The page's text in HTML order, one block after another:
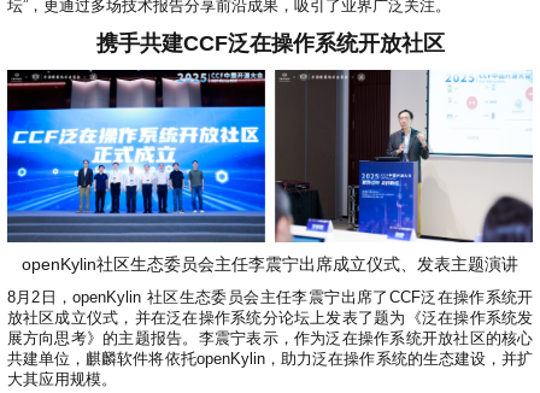
P
x
8
6
）
o
p
e
n
y
l
i
n
技
生
发
行
版
站
用
镜
下
载
看
板
社
区
案
例
集
国
际
排
名
行
坛
件
列
社
区
交
流
组
S
I
G
中
心
社
区
会
高
校
专
>
贡
献
成
长
C
L
A
署
社
区
社
刊
动
日
历
沙
龙
高
校
沙
龙
开
者
大
赛
/
牌
赛
事
研
究
生
大
赛
麒
麟
杯
大
>
行
业
大
会
开
发
者
大
线
文
档
中
心
人
证
社
区
人
才
认
证
规
开
发
/
打
包
规
范
>
开
发
平
台
软
件
包
编
译
平
台
>
代
码
资
源
代
码
术
支
持
兼
容
适
配
见
问
题
>
协
议
与
声
明
软
件
上
坛”，更通过多场技术报告分享前沿成果，吸引了业界广泛关注。
携手共建CCF泛在操作系统开放社区
openKylin社区生态委员会主任李震宁出席成立仪式、发表主题演讲
8月2日，openKylin 社区生态委员会主任李震宁出席了CCF泛在操作系统开
放社区成立仪式，并在泛在操作系统分论坛上发表了题为《泛在操作系统发
展方向思考》的主题报告。李震宁表示，作为泛在操作系统开放社区的核心
共建单位，麒麟软件将依托openKylin，助力泛在操作系统的生态建设，并扩
大其应用规模。